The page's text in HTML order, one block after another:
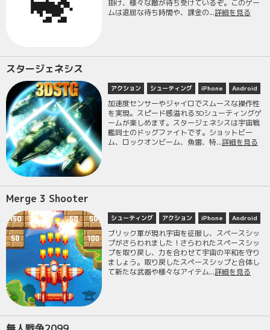
掛け、様々な敵が待ち受けているぞ。このゲー
ムは退屈な待ち時間や、課金の...詳細を見る
スタージェネシス
アクション シューティング iPhone Android
加速度センサーやジャイロでスムースな操作性
を実現。スピード感溢れる3Dシューティングゲ
ームが楽しめます。スタージェネシスは宇宙戦
艦同士のドッグファイトです。ショットビー
ム、ロックオンビーム、魚雷、特...詳細を見る
Merge 3 Shooter
シューティング アクション iPhone Android
ブリック軍が現れ宇宙を征服し、スペースシッ
プがさらわれました！さらわれたスペースシッ
プを取り戻し、力を合わせて宇宙の平和を守り
ましょう。取り戻したスペースシップと合体し
て新たな武器や様々なアイテム...詳細を見る